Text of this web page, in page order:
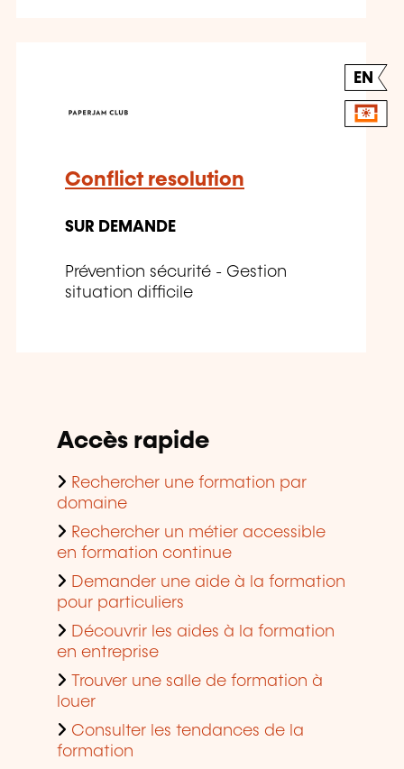
EN
Conflict resolution
SUR DEMANDE
Prévention sécurité - Gestion
situation difficile
Accès rapide
Rechercher une formation par
domaine
Rechercher un métier accessible
en formation continue
Demander une aide à la formation
pour particuliers
Découvrir les aides à la formation
en entreprise
Trouver une salle de formation à
louer
Consulter les tendances de la
formation